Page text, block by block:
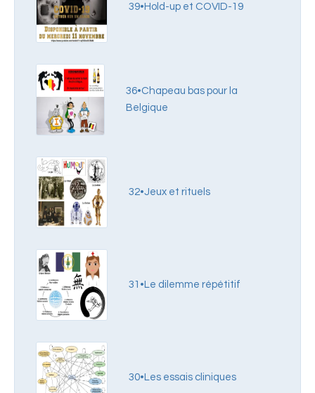
39•Hold-up et COVID-19
36•Chapeau bas pour la
Belgique
32•Jeux et rituels
31•Le dilemme répétitif
30•Les essais cliniques